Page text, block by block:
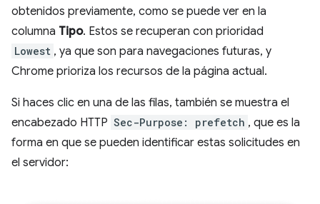
obtenidos previamente, como se puede ver en la
columna Tipo. Estos se recuperan con prioridad
Lowest , ya que son para navegaciones futuras, y
Chrome prioriza los recursos de la página actual.
Si haces clic en una de las filas, también se muestra el
encabezado HTTP Sec-Purpose: prefetch , que es la
forma en que se pueden identificar estas solicitudes en
el servidor: